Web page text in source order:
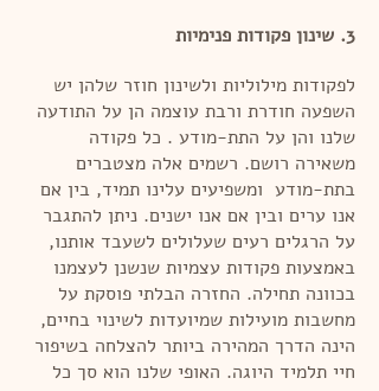
3. שינון פקודות פנימיות
לפקודות מילוליות ולשינון חוזר שלהן יש
השפעה חודרת ורבת עוצמה הן על התודעה
שלנו והן על התת-מודע . כל פקודה
משאירה רושם. רשמים אלה מצטברים
בתת-מודע ומשפיעים עלינו תמיד, בין אם
אנו ערים ובין אם אנו ישנים. ניתן להתגבר
על הרגלים רעים שעלולים לשעבד אותנו,
באמצעות פקודות עצמיות שנשנן לעצמנו
בכוונה תחילה. החזרה הבלתי פוסקת על
מחשבות מועילות שמיועדות לשינוי בחיים,
הינה הדרך המהירה ביותר להצלחה בשיפור
חיי תלמיד היוגה. האופי שלנו הוא סך כל